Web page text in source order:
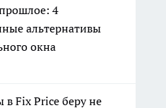
4
альтернативы
окна
в Fix Price беру не